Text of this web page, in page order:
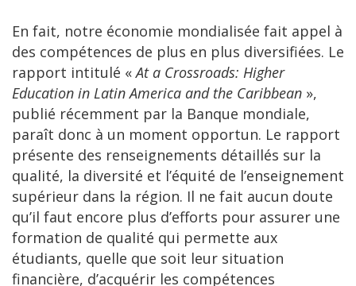
En fait, notre économie mondialisée fait appel à
des compétences de plus en plus diversifiées. Le
rapport intitulé «At a Crossroads: Higher
Education in Latin America and the Caribbean »,
publié récemment par la Banque mondiale,
paraît donc à un moment opportun. Le rapport
présente des renseignements détaillés sur la
qualité, la diversité et l’équité de l’enseignement
supérieur dans la région. Il ne fait aucun doute
qu’il faut encore plus d’efforts pour assurer une
formation de qualité qui permette aux
étudiants, quelle que soit leur situation
financière, d’acquérir les compétences